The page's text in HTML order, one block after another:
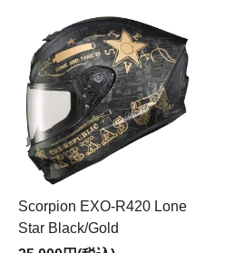
Scorpion EXO-R420 Lone
Star Black/Gold